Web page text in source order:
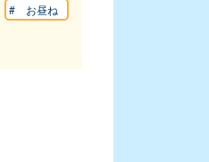
# お昼ね